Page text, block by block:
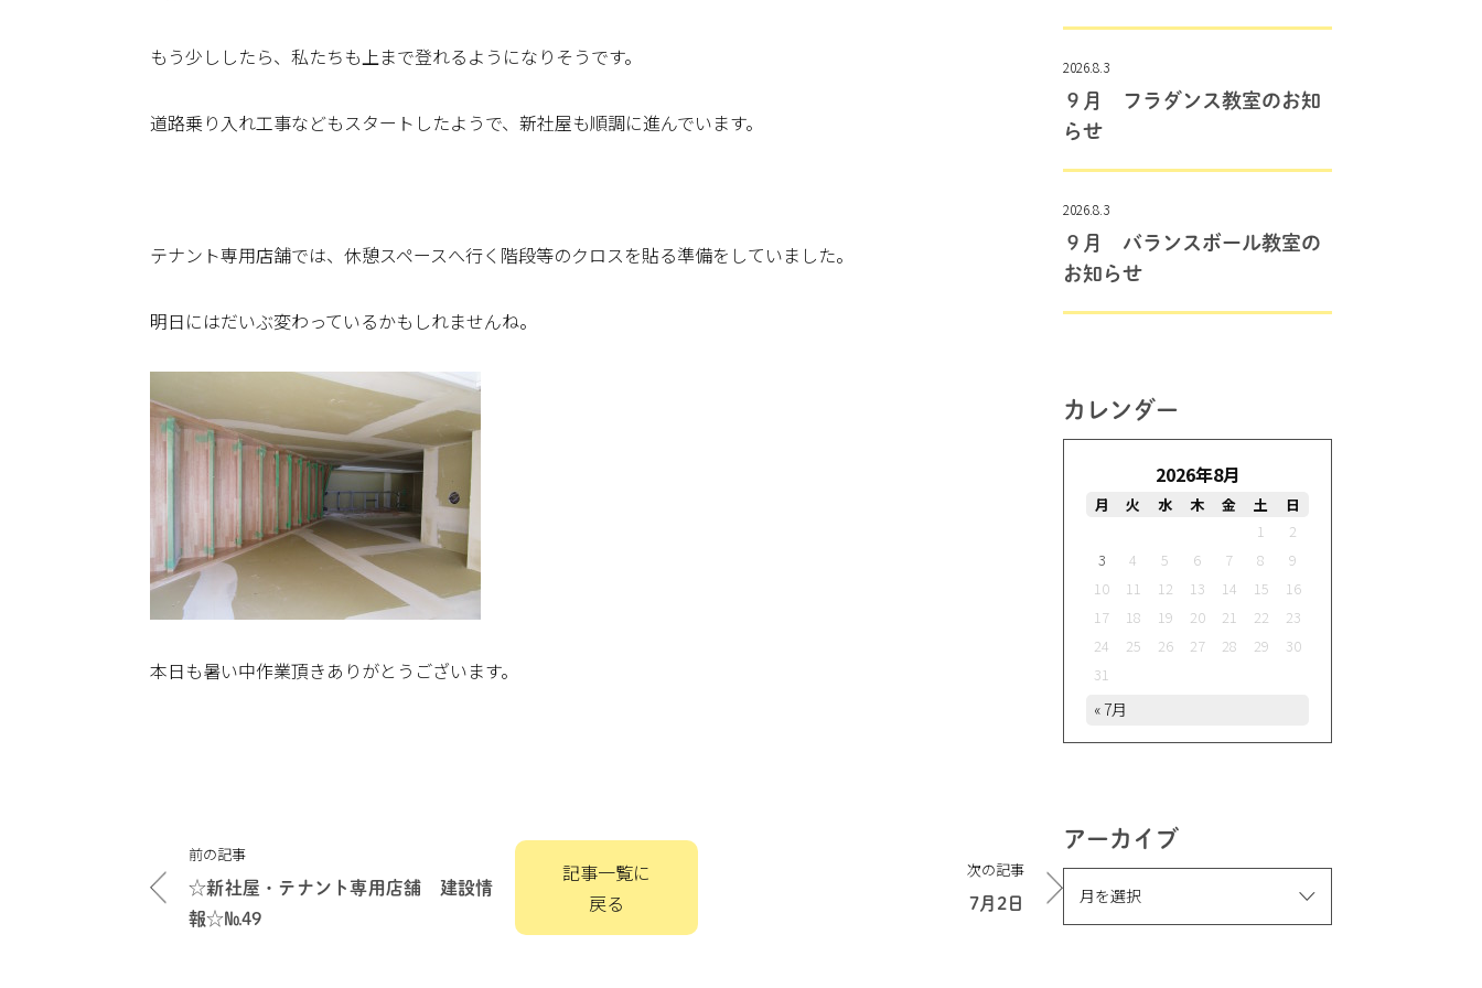
もう少ししたら、私たちも上まで登れるようになりそうです。
道路乗り入れ工事などもスタートしたようで、新社屋も順調に進んでいます。
テナント専用店舗では、休憩スペースへ行く階段等のクロスを貼る準備をしていました。
明日にはだいぶ変わっているかもしれませんね。
本日も暑い中作業頂きありがとうございます。
稿
ナ
前の記事
☆新社屋・テナント専用店舗 建設情
報☆№49
記事一覧に
戻る
次の記事
7月2日
2026.8.3
９月 フラダンス教室のお知
らせ
2026.8.3
９月 バランスボール教室の
お知らせ
カレンダー
2026年8月
月 火 水 木 金 土
日
1
2
3
4 5 6 7 8
9
10
11 12 13 14 15
16
17
18 19 20 21 22
23
24
25 26 27 28 29
30
31
« 7月
アーカイブ